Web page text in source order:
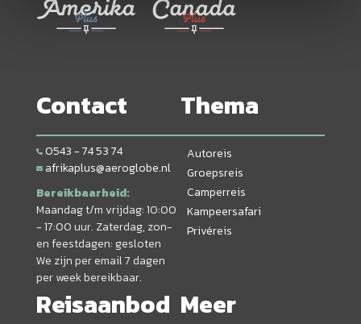
Contact
0543 - 74 53 74
afrikaplus@aeroglobe.nl
Bereikbaarheid:
Maandag t/m vrijdag: 10:00
- 17:00 uur. Zaterdag, zon-
en feestdagen: gesloten
We zijn per email 7 dagen
per week bereikbaar.
Thema
Autoreis
Groepsreis
Camperreis
Kampeersafari
Privéreis
Reisaanbod Meer